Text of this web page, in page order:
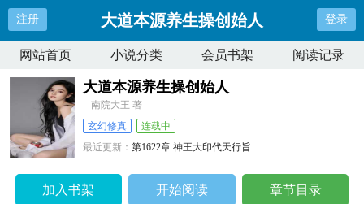
注册 大道本源养生操创始人 登录
网站首页 小说分类 会员书架 阅读记录
大道本源养生操创始人
南院大王 著
玄幻修真
连载中
最近更新：第1622章 神王大印代天行旨
加入书架 开始阅读 章节目录